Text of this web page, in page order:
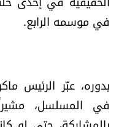
اقرأ تضحك
سجالات
في موسمه الرابع.
بدوره، عبّر الرئيس
في المسلسل،